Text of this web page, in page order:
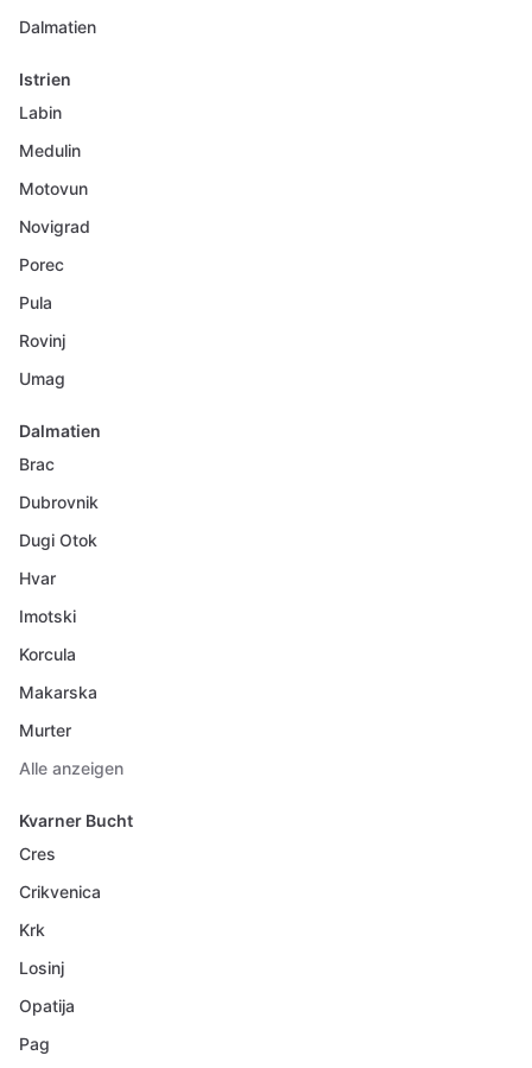
Dalmatien
Istrien
Labin
Medulin
Motovun
Novigrad
Porec
Pula
Rovinj
Umag
Dalmatien
Brac
Dubrovnik
Dugi Otok
Hvar
Imotski
Korcula
Makarska
Murter
Alle anzeigen
Kvarner Bucht
Cres
Crikvenica
Krk
Losinj
Opatija
Pag